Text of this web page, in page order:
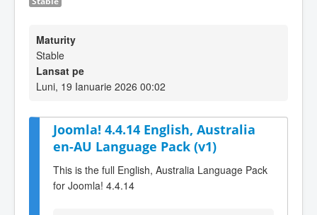
Maturity
Stable
Lansat pe
Luni, 19 Ianuarie 2026 00:02
Joomla! 4.4.14 English, Australia
en-AU Language Pack (v1)
This is the full English, Australia Language Pack
for Joomla! 4.4.14